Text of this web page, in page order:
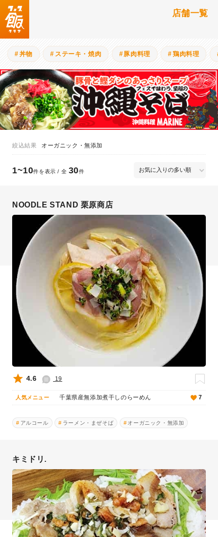
店舗一覧
丼物 ステーキ・焼肉 豚肉料理 鶏肉料理
オーガニック・無添加
1~10件を表示 / 全 30件
NOODLE STAND 栗原商店
4.6 19
人気メニュー 千葉県産無添加煮干しのらーめん 7
アルコール ラーメン・まぜそば オーガニック・無添加
キミドリ.